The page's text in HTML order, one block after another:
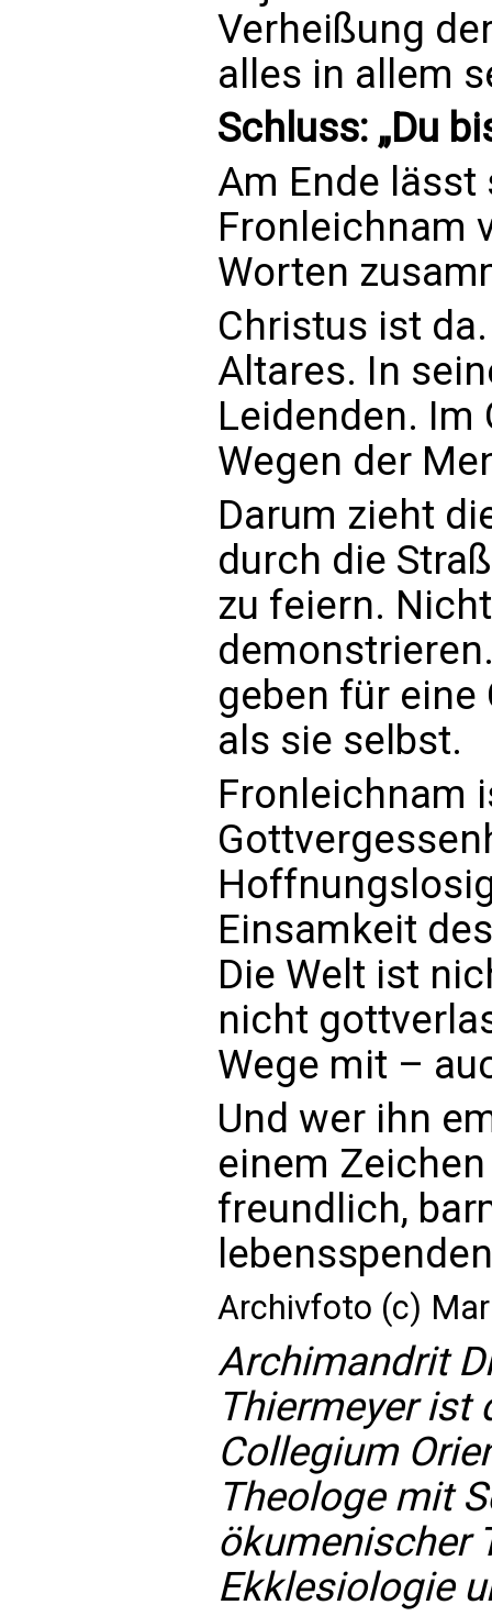
Verheißung
alles in allem
Schluss: „Du
Am Ende
Fronleichnam
Worten
Christus ist
Altares. In
Leidenden. Im
Wegen der
Darum zieht
durch die
zu feiern.
geben für
als sie selbst.
Fronleichnam
Einsamkeit
Die Welt ist
nicht
Wege mit –
Und wer ihn
einem
freundlich,
Archivfoto (c)
Archimandrit
Thiermeyer ist
Collegium
Theologe mit
ökumenischer
Ekklesiologie